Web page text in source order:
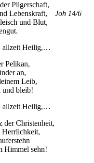
Pilgerschaft,
Lebenskraft,Joh 14/6
und Blut,
allzeit Heilig,…
Pelikan,
an,
Leib,
und bleib!
allzeit Heilig,…
der Christenheit,
Herrlichkeit,
Himmel sehn!